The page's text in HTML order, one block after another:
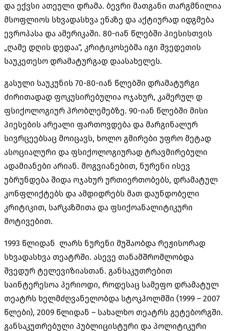
და ექვსი ათეული დრამა. ბევრი მათგანი თარგმნილია
მსოფლიოს სხვადასხვა ენაზე და აქტიურად იდგმება
ევროპასა და ამერიკაში. 80-იან წლებში პიესისთვის
„ღამე დღის დედაა“, კრიტიკოსებმა იგი შვედეთის
საუკეთესო დრამატურგად დაასახელეს.
გასული საუკუნის 70-80-იან წლებში დრამატურგი
ძირითადად ფოკუსირებულია ოჯახურ, კამერულ დ
ფსიქოლოგიურ პრობლემებზე. 90-იან წლებში მისი
პიესების არეალი ფართოვდება და მარგინალურ
სივრცეებსაც მოიცავს, ხოლო გმირები უფრო მეტად
ასოციალური და ფსიქოლოგიურად ტრავმირებული
ადამიანები არიან. მოგვიანებით, ნურენი ისევ
უბრუნდება შიდა ოჯახურ ურთიერთობებს, დრამატულ
კონფლიქტებს და ამდიდრებს მათ დაუნდობელი
კრიტიკით, სარკაზმითა და ფსიქოანალიტიკური
მოტივებით.
1993 წლიდან ლარს ნურენი მუშაობდა რეჟისორად
სხვადასხვა თეატრში. ასევე თანამშრომლობდა
შვედურ ტელევიზიასთან. განსაკუთრებით
საინტერესოა პერიოდი, როდესაც სამეფო დრამატულ
თეატრს ხელმძღვანელობდა სტოკჰოლმში (1999 – 2007
წლები), 2009 წლიდან – სახალხო თეატრს გეტებორგში.
განსაკუთრებული პუბლიცისტური და პოლიტიკური